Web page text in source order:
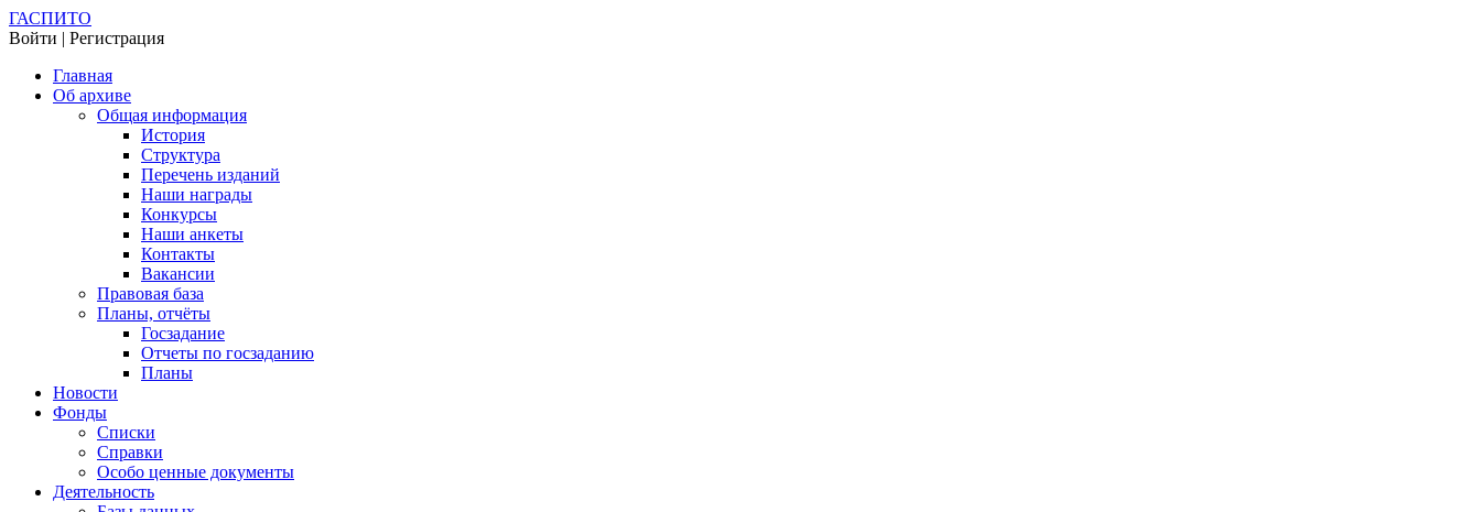
ГАСПИТО
Войти | Регистрация
Главная
Об архиве
Общая информация
История
Структура
Перечень изданий
Наши награды
Конкурсы
Наши анкеты
Контакты
Вакансии
Правовая база
Планы, отчёты
Госзадание
Отчеты по госзаданию
Планы
Новости
Фонды
Списки
Справки
Особо ценные документы
Деятельность